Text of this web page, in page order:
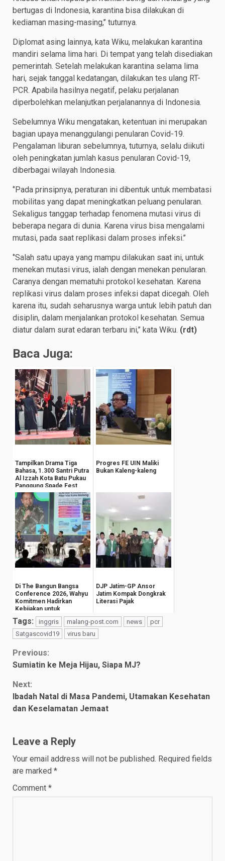
bertugas di Indonesia, karantina bisa dilakukan di
kediaman masing-masing,’’ tuturnya.
Diplomat asing lainnya, kata Wiku, melakukan karantina
mandiri selama lima hari. Di tempat yang telah disediakan
pemerintah. Setelah melakukan karantina selama lima
hari, sejak tanggal kedatangan, dilakukan tes ulang RT-
PCR. Apabila hasilnya negatif, pelaku perjalanan
diperbolehkan melanjutkan perjalanannya di Indonesia.
Sebelumnya Wiku mengatakan, ketentuan ini merupakan
bagian upaya menanggulangi penularan Covid-19.
Pengalaman liburan sebelumnya, tuturnya, selalu diikuti
oleh peningkatan jumlah kasus penularan Covid-19,
diberbagai wilayah Indonesia.
‘’Pada prinsipnya, peraturan ini dibentuk untuk membatasi
mobilitas yang dapat meningkatkan peluang penularan.
Sekaligus tanggap terhadap fenomena mutasi virus di
beberapa negara di dunia. Karena virus bisa mengalami
mutasi, pada saat replikasi dalam proses infeksi.’’
‘’Salah satu upaya yang mampu dilakukan saat ini, untuk
menekan mutasi virus, ialah dengan menekan penularan.
Caranya dengan mematuhi protokol kesehatan. Karena
replikasi virus dalam proses infeksi dapat dicegah. Oleh
karena itu, sudah seharusnya warga untuk lebih patuh dan
disiplin, dalam menjalankan protokol kesehatan. Semua
diatur dalam surat edaran terbaru ini,’’ kata Wiku. (rdt)
Baca Juga:
Tampilkan Drama Tiga
Bahasa, 1.300 Santri Putra
Al Izzah Kota Batu Pukau
Panggung Spade Fest
Progres FE UIN Maliki
Bukan Kaleng-kaleng
Di The Bangun Bangsa
Conference 2026, Wahyu
Komitmen Hadirkan
Kebijakan untuk
Kesejahteraan
Masyarak...
DJP Jatim-GP Ansor
Jatim Kompak Dongkrak
Literasi Pajak
Tags: inggris malang-post.com news
pcr
Satgascovid19
virus baru
Continue
Previous:
Sumiatin ke Meja Hijau, Siapa MJ?
Next:
Ibadah Natal di Masa Pandemi, Utamakan Kesehatan
dan Keselamatan Jemaat
Leave a Reply
Your email address will not be published. Required fields
are marked *
Comment *